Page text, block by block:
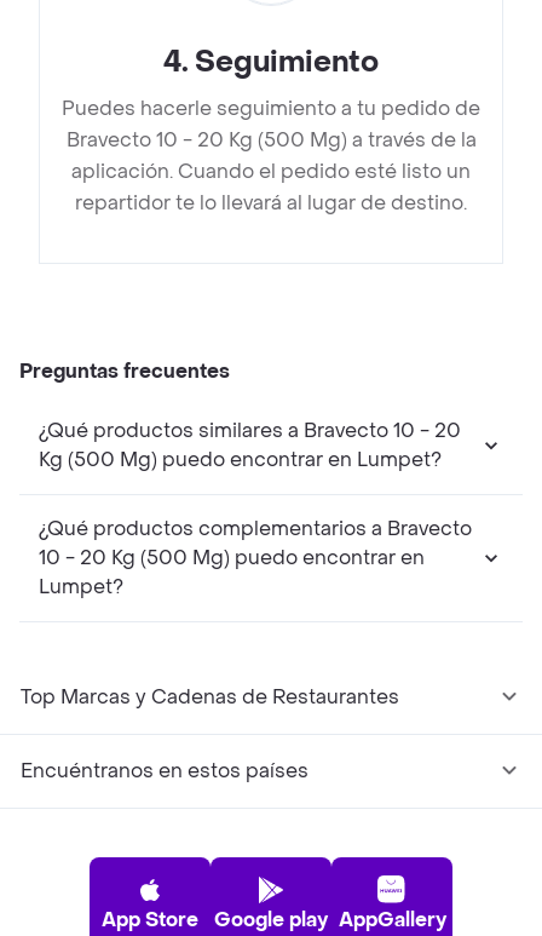
4. Seguimiento
Puedes hacerle seguimiento a tu pedido de
Bravecto 10 - 20 Kg (500 Mg) a través de la
aplicación. Cuando el pedido esté listo un
repartidor te lo llevará al lugar de destino.
Preguntas frecuentes
¿Qué productos similares a Bravecto 10 - 20
Kg (500 Mg) puedo encontrar en Lumpet?
¿Qué productos complementarios a Bravecto
10 - 20 Kg (500 Mg) puedo encontrar en
Lumpet?
Top Marcas y Cadenas de Restaurantes
Encuéntranos en estos países
App Store Google play AppGallery